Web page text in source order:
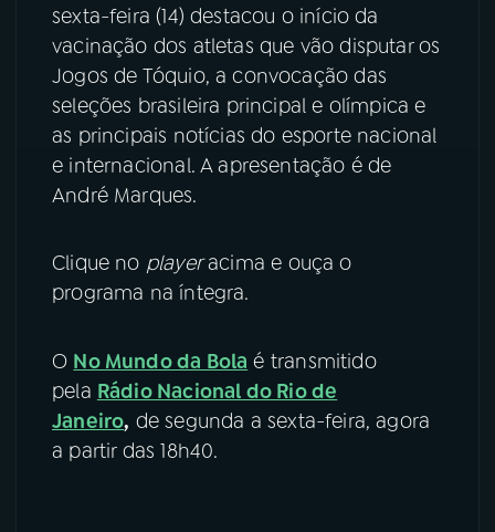
08FESTIVAL DE MÚSICA
ACOMPANHE A RÁDIO NACIONAL
YouTube Facebook
Instagram
TikTok
sexta-feira (14) destacou o início da
vacinação dos atletas que vão disputar os
Jogos de Tóquio, a convocação das
seleções brasileira principal e olímpica e
as principais notícias do esporte nacional
e internacional. A apresentação é de
André Marques.
Clique no playeracima e ouça o
programa na íntegra.
O No Mundo da Bola é transmitido
pela Rádio Nacional do Rio de
Janeiro, de segunda a sexta-feira, agora
a partir das 18h40.